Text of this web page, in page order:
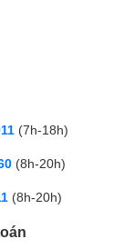
(7h-18h)
(8h-20h)
(8h-20h)